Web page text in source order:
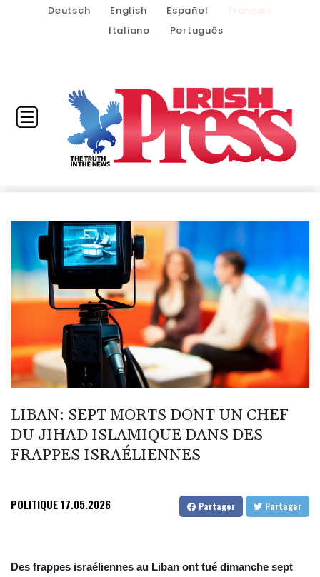
Deutsch English Español
Français
Italiano
Português
LIBAN: SEPT MORTS DONT UN CHEF
DU JIHAD ISLAMIQUE DANS DES
FRAPPES ISRAÉLIENNES
POLITIQUE17.05.2026 Partager Partager
Des frappes israéliennes au Liban ont tué dimanche sept